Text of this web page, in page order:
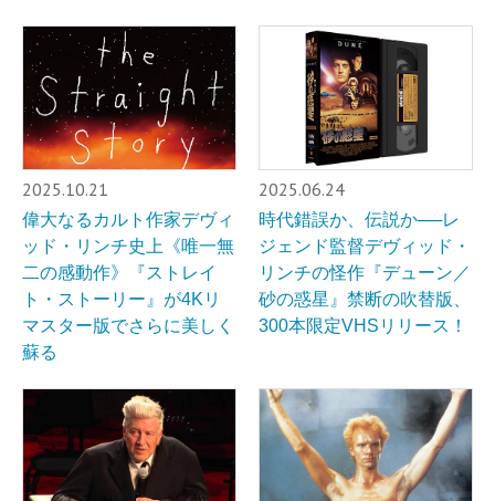
2025.10.21
偉大なるカルト作家デヴィ
ッド・リンチ史上《唯一無
二の感動作》『ストレイ
ト・ストーリー』が4Kリ
マスター版でさらに美しく
蘇る
2025.06.24
時代錯誤か、伝説か──レ
ジェンド監督デヴィッド・
リンチの怪作『デューン／
砂の惑星』禁断の吹替版、
300本限定VHSリリース！